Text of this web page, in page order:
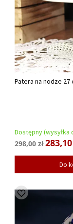
Patera na nodze 27
Dostępny (wysyłka
298,00 zł283,10
Do